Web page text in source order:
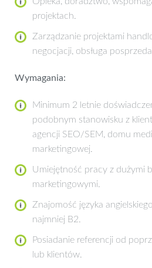
projektach.
Zarządzanie projektami
negocjacji, obsługa
Wymagania:
Minimum 2 letnie
podobnym stanowisku z
agencji SEO/SEM, domu
marketingowej.
Umiejętność pracy z dużymi
marketingowymi.
Znajomość języka
najmniej B2.
Posiadanie referencji od
lub klientów.